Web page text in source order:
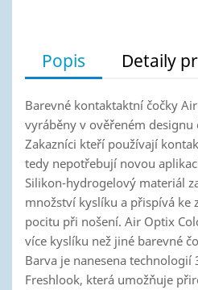
Popis Detaily
Barevné kontaktaktní čočky
vyráběny v ověřeném designu
Zakazníci kteří používají
tedy nepotřebují novou
Silikon-hydrogelový materiál
množství kyslíku a přispívá ke
pocitu při nošení. Air Optix
více kyslíku než jiné barevné
Barva je nanesena technologií
Freshlook, která umožňuje